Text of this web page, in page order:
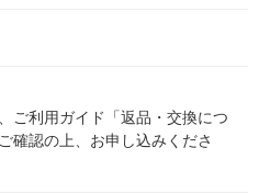
ご利用ガイド「返品・交換につ
確認の上、お申し込みくださ